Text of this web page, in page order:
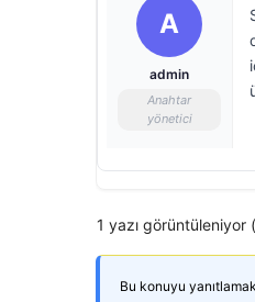
A
admin
Anahtar
yönetici
1 yazı görüntüleniyor
Bu konuyu